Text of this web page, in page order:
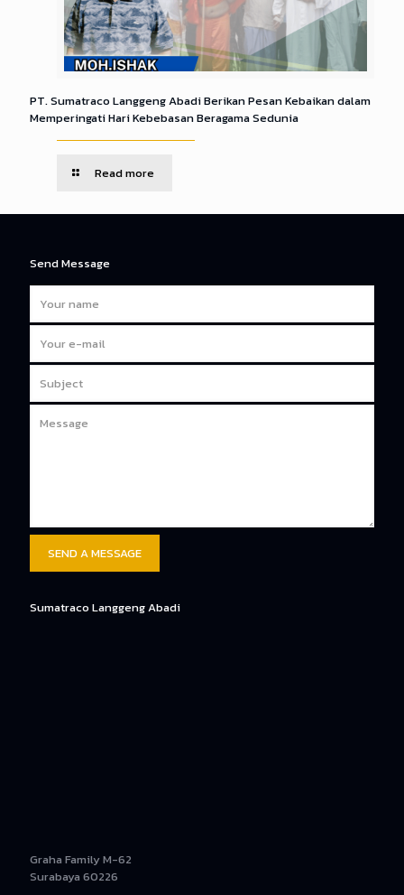
PT. Sumatraco Langgeng Abadi Berikan Pesan Kebaikan dalam
Memperingati Hari Kebebasan Beragama Sedunia
Read more
Send Message
Sumatraco Langgeng Abadi
Graha Family M-62
Surabaya 60226